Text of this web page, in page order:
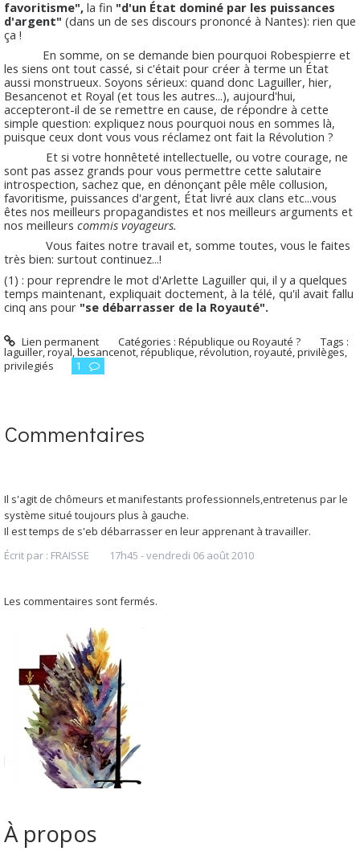
favoritisme", la fin "d'un État dominé par les puissances
d'argent" (dans un de ses discours prononcé à Nantes): rien que
ça !
En somme, on se demande bien pourquoi Robespierre et
les siens ont tout cassé, si c'était pour créer à terme un État
aussi monstrueux. Soyons sérieux: quand donc Laguiller, hier,
Besancenot et Royal (et tous les autres...), aujourd'hui,
accepteront-il de se remettre en cause, de répondre à cette
simple question: expliquez nous pourquoi nous en sommes là,
puisque ceux dont vous vous réclamez ont fait la Révolution ?
Et si votre honnêteté intellectuelle, ou votre courage, ne
sont pas assez grands pour vous permettre cette salutaire
introspection, sachez que, en dénonçant pêle mêle collusion,
favoritisme, puissances d'argent, État livré aux clans etc...vous
êtes nos meilleurs propagandistes et nos meilleurs arguments et
nos meilleurs commis voyageurs.
Vous faites notre travail et, somme toutes, vous le faites
très bien: surtout continuez...!
(1) : pour reprendre le mot d'Arlette Laguiller qui, il y a quelques
temps maintenant, expliquait doctement, à la télé, qu'il avait fallu
cinq ans pour "se débarrasser de la Royauté".
Lien permanent Catégories :République ou Royauté ? Tags :
laguiller,royal,besancenot,république,révolution,royauté,privilèges,
privilegiés
1
Commentaires
Il s'agit de chômeurs et manifestants professionnels,entretenus par le
système situé toujours plus à gauche.
Il est temps de s'eb débarrasser en leur apprenant à travailler.
Écrit par : FRAISSE 17h45 -vendredi 06 août 2010
Les commentaires sont fermés.
À propos